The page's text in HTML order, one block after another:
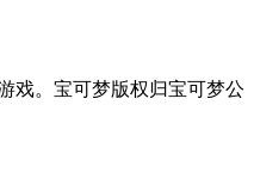
戏。宝可梦版权归宝可梦公